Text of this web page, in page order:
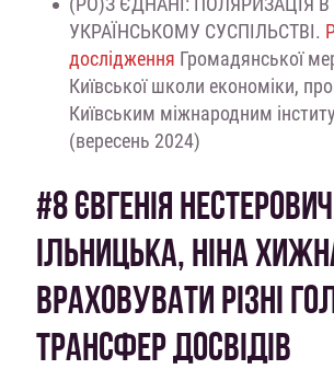
УКРАЇНСЬКОМУ СУСПІЛЬСТВІ.
дослідження Громадянської
Київської школи економіки,
Київським міжнародним
(вересень 2024)
#8 ЄВГЕНІЯ
ІЛЬНИЦЬКА, НІНА
ВРАХОВУВАТИ РІЗНІ
ТРАНСФЕР ДОСВІДІВ